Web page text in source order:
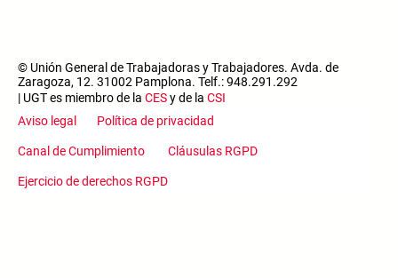
© Unión General de Trabajadoras y Trabajadores. Avda. de
Zaragoza, 12. 31002 Pamplona. Telf.: 948.291.292
| UGT es miembro de la CESy de la CSI
Aviso legal
Política de privacidad
Canal de Cumplimiento Cláusulas RGPD
Ejercicio de derechos RGPD